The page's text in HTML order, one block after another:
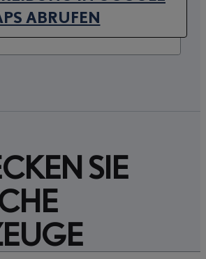
ABRUFEN
(OPENS IN NEW TAB)
SIE